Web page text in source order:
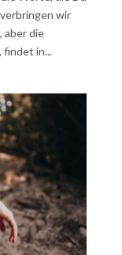
wir
aber die
in...